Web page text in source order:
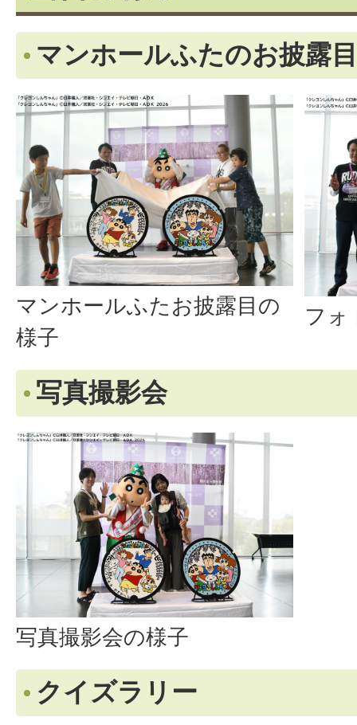
マンホールふたのお披露目
マンホールふたお披露目の
様子
フォ
写真撮影会
写真撮影会の様子
クイズラリー